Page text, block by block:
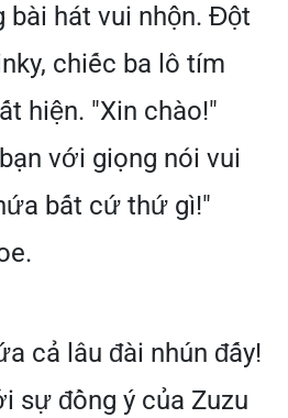
bài hát vui nhộn. Đột
chiếc ba lô tím
hiện. "Xin chào!"
với giọng nói vui
bất cứ thứ gì!"
cả lâu đài nhún đấy!
sự đồng ý của Zuzu